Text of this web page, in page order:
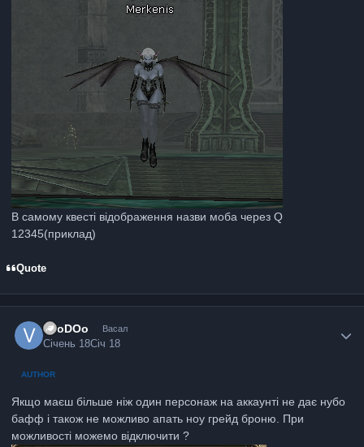
В самому квесті відображення назви моба через Q
12345(приклад)
Quote
VooDOo Васал
Січень 18Січ 18
AUTHOR
Якщо маєш більше ніж один персонаж на аккаунті не дає нубо
бафф і також не можливо апать ноу грейд броню. При
можливості можемо відключити ?